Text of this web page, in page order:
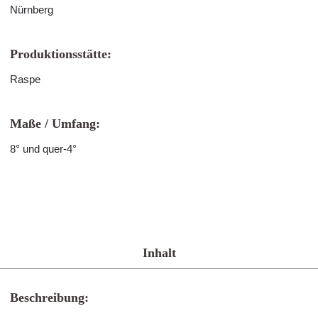
Nürnberg
Produktionsstätte:
Raspe
Maße / Umfang:
8° und quer-4°
Inhalt
Beschreibung: